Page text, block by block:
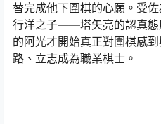
替完成他下圍棋的心願。受
行洋之子——塔矢亮的認真態
的阿光才開始真正對圍棋感
路、立志成為職業棋士。